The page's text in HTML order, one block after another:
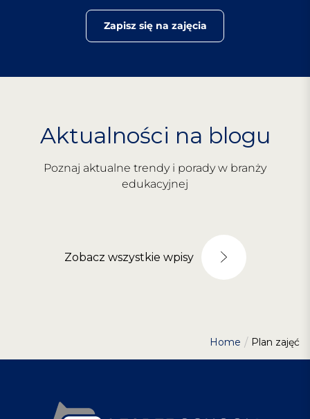
Zapisz się na zajęcia
Aktualności na blogu
Poznaj aktualne trendy i porady w branży
edukacyjnej
Zobacz wszystkie wpisy
Home Plan zajęć